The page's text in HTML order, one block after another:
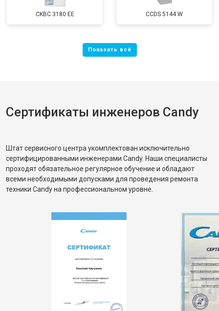
CKBC 3180 EE CCDS 5144 W
Сертификаты инженеров Candy
Штат сервисного центра укомплектован исключительно
сертифицированными инженерами Candy. Наши специалисты
проходят обязательное регулярное обучение и обладают
всеми необходимыми допусками для проведения ремонта
техники Candy на профессиональном уровне.